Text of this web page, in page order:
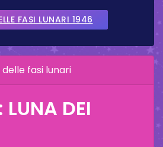
FASI LUNARI 1946
delle fasi lunari
DEI